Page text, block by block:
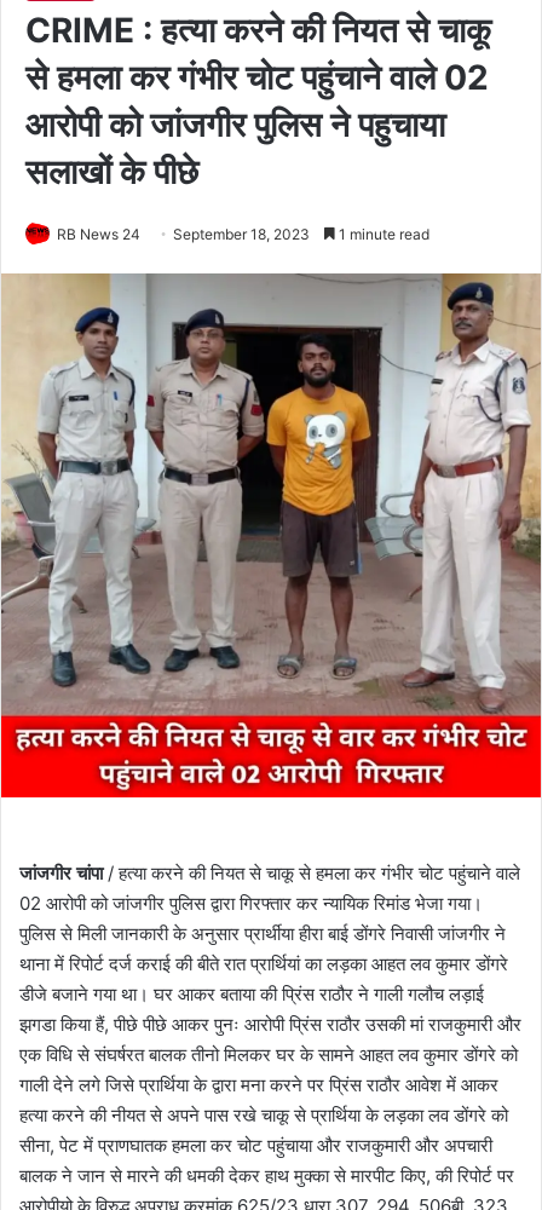
CRIME : हत्या करने की नियत से चाकू
से हमला कर गंभीर चोट पहुंचाने वाले 02
आरोपी को जांजगीर पुलिस ने पहुचाया
सलाखों के पीछे
RB News 24 September 18, 2023 1 minute read
जांजगीर चांपा/ हत्या करने की नियत से चाकू से हमला कर गंभीर चोट पहुंचाने वाले
02 आरोपी को जांजगीर पुलिस द्वारा गिरफ्तार कर न्यायिक रिमांड भेजा गया।
पुलिस से मिली जानकारी के अनुसार प्रार्थीया हीरा बाई डोंगरे निवासी जांजगीर ने
थाना में रिपोर्ट दर्ज कराई की बीते रात प्रार्थियां का लड़का आहत लव कुमार डोंगरे
डीजे बजाने गया था। घर आकर बताया की प्रिंस राठौर ने गाली गलौच लड़ाई
झगडा किया हैं, पीछे पीछे आकर पुनः आरोपी प्रिंस राठौर उसकी मां राजकुमारी और
एक विधि से संघर्षरत बालक तीनो मिलकर घर के सामने आहत लव कुमार डोंगरे को
गाली देने लगे जिसे प्रार्थिया के द्वारा मना करने पर प्रिंस राठौर आवेश में आकर
हत्या करने की नीयत से अपने पास रखे चाकू से प्रार्थिया के लड़का लव डोंगरे को
सीना, पेट में प्राणघातक हमला कर चोट पहुंचाया और राजकुमारी और अपचारी
बालक ने जान से मारने की धमकी देकर हाथ मुक्का से मारपीट किए, की रिपोर्ट पर